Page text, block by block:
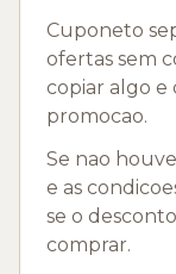
Cuponeto
ofertas sem
copiar algo e
promocao.
Se nao
e as
se o
comprar.